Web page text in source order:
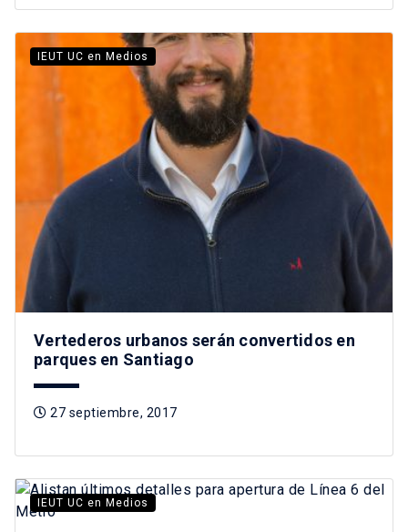
IEUT UC en Medios
Vertederos urbanos serán convertidos en
parques en Santiago
27 septiembre, 2017
IEUT UC en Medios